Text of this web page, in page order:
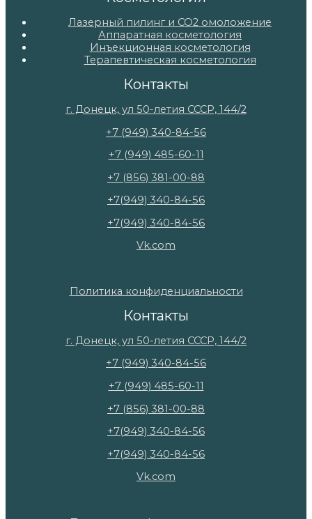
Лазерный пилинг и СО2 омоложение
Аппаратная косметология
Инъекционная косметология
Терапевтическая косметология
Контакты
г. Донецк, ул 50-летия СССР, 144/2
+7 (949) 340-84-56
+7 (949) 485-60-11
+7 (856) 381-00-88
+7(949) 340-84-56
+7(949) 340-84-56
Vk.com
Политика конфиденциальности
Контакты
г. Донецк, ул 50-летия СССР, 144/2
+7 (949) 340-84-56
+7 (949) 485-60-11
+7 (856) 381-00-88
+7(949) 340-84-56
+7(949) 340-84-56
Vk.com